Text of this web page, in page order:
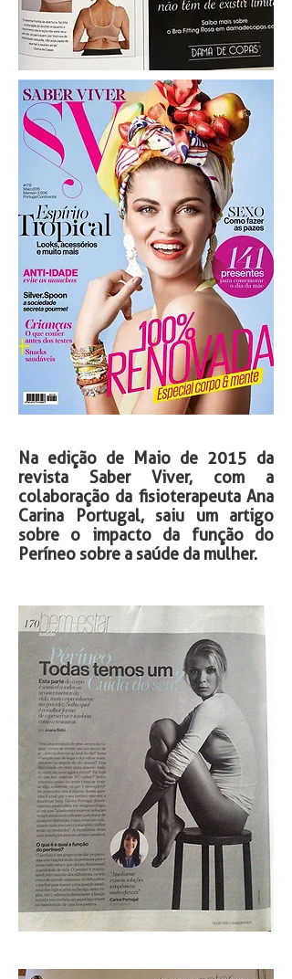
Na edição de Maio de 2015 da
revista Saber Viver, com a
colaboração da fisioterapeuta Ana
Carina Portugal, saiu um artigo
sobre o impacto da função do
Períneo sobre a saúde da mulher.